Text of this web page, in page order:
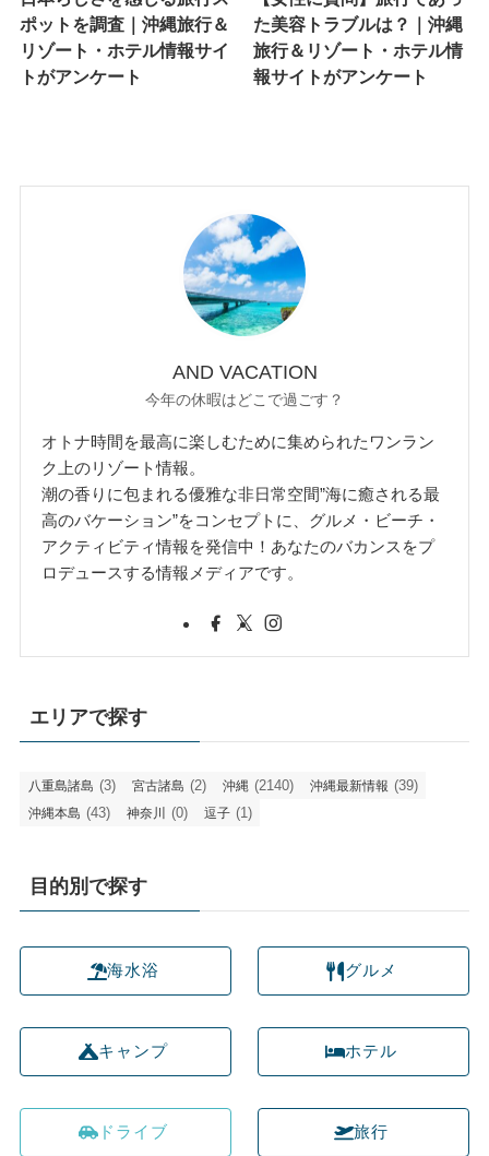
ポットを調査｜沖縄旅行＆
リゾート・ホテル情報サイ
トがアンケート
た美容トラブルは？｜沖縄
旅行＆リゾート・ホテル情
報サイトがアンケート
AND VACATION
今年の休暇はどこで過ごす？
オトナ時間を最高に楽しむために集められたワンラン
ク上のリゾート情報。
潮の香りに包まれる優雅な非日常空間”海に癒される最
高のバケーション”をコンセプトに、グルメ・ビーチ・
アクティビティ情報を発信中！あなたのバカンスをプ
ロデュースする情報メディアです。
エリアで探す
八重島諸島 (3) 宮古諸島 (2) 沖縄 (2140) 沖縄最新情報 (39)
沖縄本島 (43) 神奈川 (0) 逗子 (1)
目的別で探す
海水浴
キャンプ
ドライブ
グルメ
ホテル
旅行